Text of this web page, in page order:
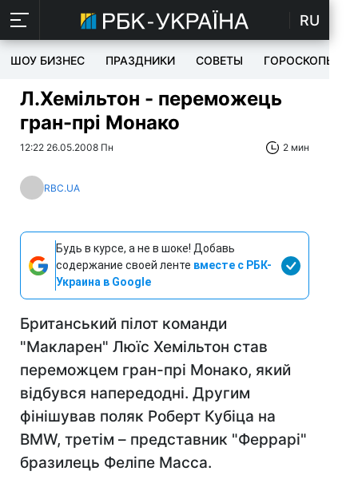
RU
ШОУ БИЗНЕС ПРАЗДНИКИ СОВЕТЫ ГОРОСКОПЫ
Л.Хемільтон - переможець
гран-прі Монако
12:22 26.05.2008 Пн 2 мин
RBC.UA
Будь в курсе, а не в шоке! Добавь
содержание своей ленте вместе с РБК-
Украина в Google
Британський пілот команди
"Макларен" Люїс Хемільтон став
переможцем гран-прі Монако, який
відбувся напередодні. Другим
фінішував поляк Роберт Кубіца на
BMW, третім – представник "Феррарі"
бразилець Феліпе Масcа.